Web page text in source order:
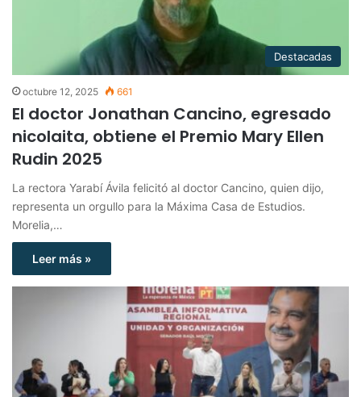
Destacadas
octubre 12, 2025 661
El doctor Jonathan Cancino, egresado
nicolaita, obtiene el Premio Mary Ellen
Rudin 2025
La rectora Yarabí Ávila felicitó al doctor Cancino, quien dijo,
representa un orgullo para la Máxima Casa de Estudios.
Morelia,…
Leer más »